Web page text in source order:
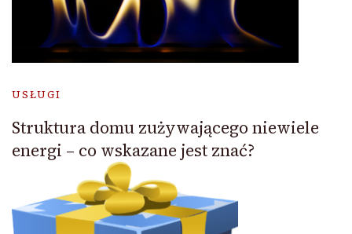
USŁUGI
Struktura domu zużywającego niewiele
energi – co wskazane jest znać?